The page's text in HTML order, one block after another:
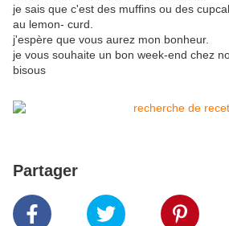
je sais que c'est des muffins ou des
au lemon- curd.
j'espère que vous aurez mon bonheur.
je vous souhaite un bon week-end chez
bisous
Partager